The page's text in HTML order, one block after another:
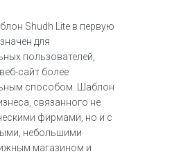
Shudh Lite в первую
для
пользователей,
сайт более
способом. Шаблон
связанного не
фирмами, но и с
небольшими
магазином и